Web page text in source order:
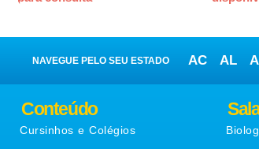
NAVEGUE PELO SEU ESTADO AC AL
Conteúdo
Cursinhos e Colégios